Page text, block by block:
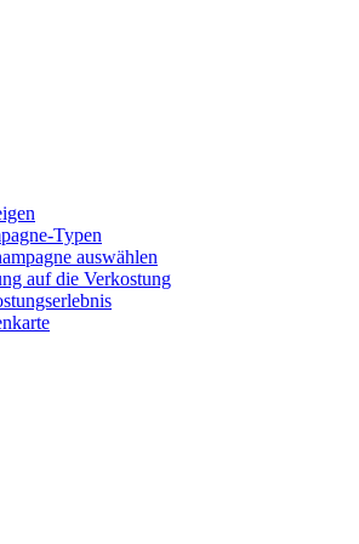
Typen
auswählen
auf die Verkostung